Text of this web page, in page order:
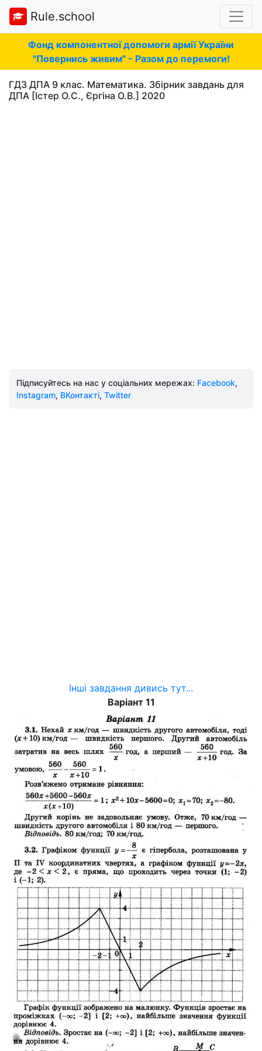
Rule.school
Фонд компонентної допомоги армії України
"Повернись живим" - Разом до перемоги!
ГДЗ ДПА 9 клас. Математика. Збірник завдань для
ДПА [Істер О.С., Єргіна О.В.] 2020
Підписуйтесь на нас у соціальних мережах: Facebook,
Instagram, ВКонтакті, Twitter
Інші завдання дивись тут...
Варіант 11